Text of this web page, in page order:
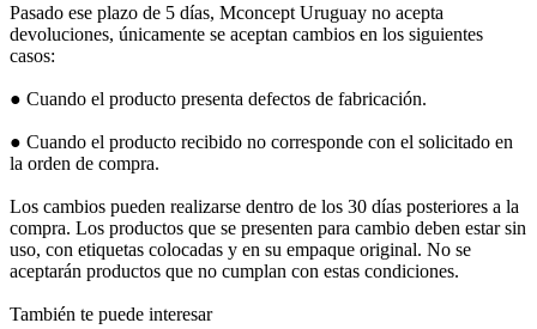
Pasado ese plazo de 5 días, Mconcept Uruguay no acepta
devoluciones, únicamente se aceptan cambios en los siguientes
casos:
● Cuando el producto presenta defectos de fabricación.
● Cuando el producto recibido no corresponde con el solicitado en
la orden de compra.
Los cambios pueden realizarse dentro de los 30 días posteriores a la
compra. Los productos que se presenten para cambio deben estar sin
uso, con etiquetas colocadas y en su empaque original. No se
aceptarán productos que no cumplan con estas condiciones.
También te puede interesar